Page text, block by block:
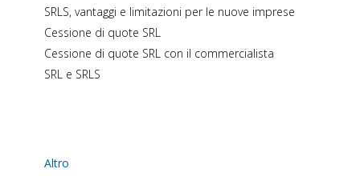
SRLS, vantaggi e limitazioni per le nuove imprese
Cessione di quote SRL
Cessione di quote SRL con il commercialista
SRL e SRLS
Altro